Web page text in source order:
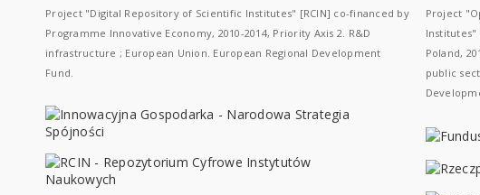
Project "Digital Repository of Scientific Institutes" [RCIN] co-financed by
Programme Innovative Economy, 2010-2014, Priority Axis 2. R&D
infrastructure ; European Union. European Regional Development
Fund.
Project
Institutes"
Poland,
public